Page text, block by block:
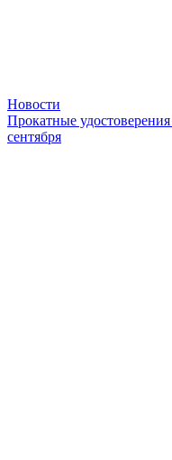
Новости
Прокатные
сентября